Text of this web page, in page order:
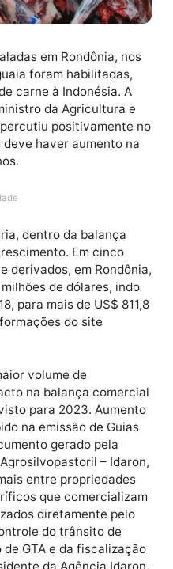
em Rondônia,
foram habilitadas,
de carne à Indonésia. A
repercutiu positivamente
deve haver aumento
dentro da balança
crescimento. Em cinco
e derivados, em
milhões de dólares,
para mais de US$
informações do site
maior volume de
na balança
para 2023.
na emissão de
gerado pela